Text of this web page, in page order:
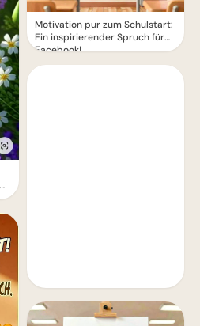
Motivation pur zum Schulstart:
Ein inspirierender Spruch für
Facebook!